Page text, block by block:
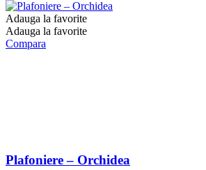
Adauga la favorite
Adauga la favorite
Compara
Plafoniere – Orchidea